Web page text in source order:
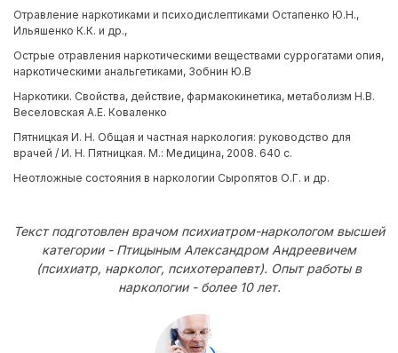
Отравление наркотиками и психодислептиками Остапенко Ю.Н.,
Ильяшенко К.К. и др.,
Острые отравления наркотическими веществами суррогатами опия,
наркотическими анальгетиками, Зобнин Ю.В
Наркотики. Свойства, действие, фармакокинетика, метаболизм Н.В.
Веселовская А.Е. Коваленко
Пятницкая И. Н. Общая и частная наркология: руководство для
врачей / И. Н. Пятницкая. М.: Медицина, 2008. 640 с.
Неотложные состояния в наркологии Сыропятов О.Г. и др.
Текст подготовлен врачом психиатром-наркологом высшей
категории - Птицыным Александром Андреевичем
(психиатр, нарколог, психотерапевт). Опыт работы в
наркологии - более 10 лет.